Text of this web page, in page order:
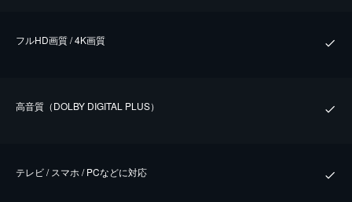
フルHD画質 / 4K画質
⾼⾳質（DOLBY DIGITAL PLUS）
テレビ / スマホ / PCなどに対応